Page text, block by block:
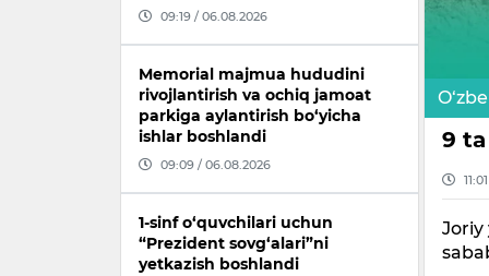
09:19 / 06.08.2026
Memorial majmua hududini
rivojlantirish va ochiq jamoat
parkiga aylantirish bo‘yicha
ishlar boshlandi
09:09 / 06.08.2026
1-sinf o‘quvchilari uchun
“Prezident sovg‘alari”ni
yetkazish boshlandi
9
Joriy